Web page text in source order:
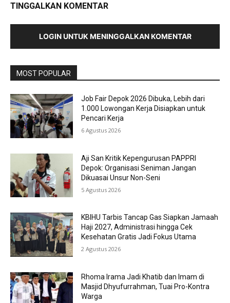
TINGGALKAN KOMENTAR
LOGIN UNTUK MENINGGALKAN KOMENTAR
MOST POPULAR
Job Fair Depok 2026 Dibuka, Lebih dari
1.000 Lowongan Kerja Disiapkan untuk
Pencari Kerja
6 Agustus 2026
Aji San Kritik Kepengurusan PAPPRI
Depok: Organisasi Seniman Jangan
Dikuasai Unsur Non-Seni
5 Agustus 2026
KBIHU Tarbis Tancap Gas Siapkan Jamaah
Haji 2027, Administrasi hingga Cek
Kesehatan Gratis Jadi Fokus Utama
2 Agustus 2026
Rhoma Irama Jadi Khatib dan Imam di
Masjid Dhyufurrahman, Tuai Pro-Kontra
Warga